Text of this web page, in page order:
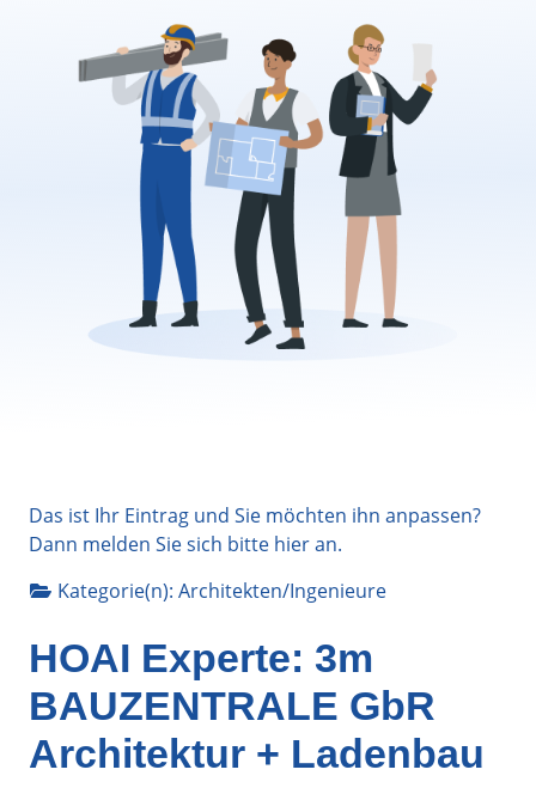
Das ist Ihr Eintrag und Sie möchten ihn anpassen?
Dann melden Sie sich bitte hieran.
Kategorie(n): Architekten/Ingenieure
HOAI Experte: 3m
BAUZENTRALE GbR
Architektur + Ladenbau